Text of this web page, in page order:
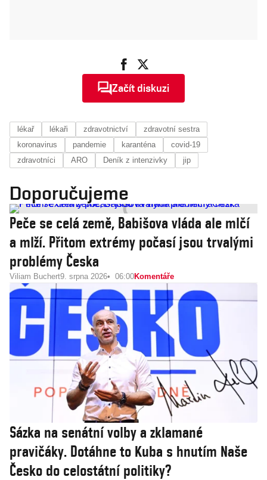
Začít diskuzi
lékař lékaři zdravotnictví
zdravotní sestra
koronavirus
pandemie karanténa
covid-19
zdravotníci
ARO Deník z intenzivky jip
Doporučujeme
Peče se celá země, Babišova vláda ale mlčí
a mlží. Přitom extrémy počasí jsou trvalými
problémy Česka
Viliam Buchert9. srpna 2026 06:00Komentáře
Sázka na senátní volby a zklamané
pravičáky. Dotáhne to Kuba s hnutím Naše
Česko do celostátní politiky?